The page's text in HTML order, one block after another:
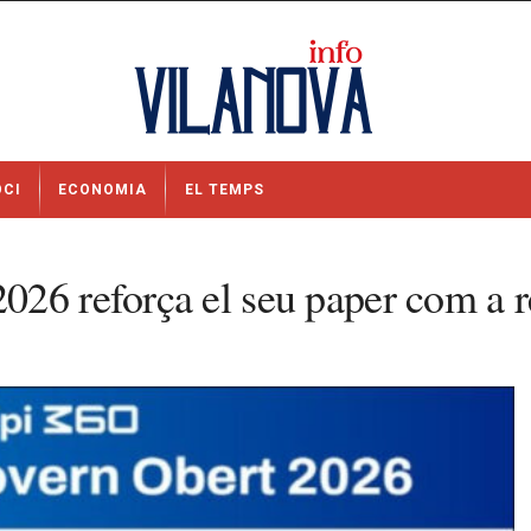
ECONOMIA EL TEMPS
reforça el seu paper com a